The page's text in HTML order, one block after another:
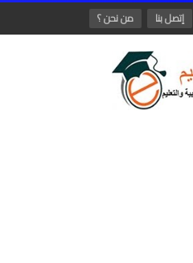
إتصل بنا من نحن ؟